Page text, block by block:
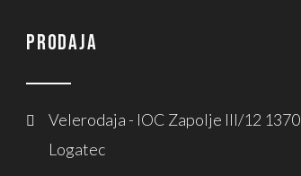
PRODAJA
Velerodaja - IOC Zapolje lll/12 1370
Logatec